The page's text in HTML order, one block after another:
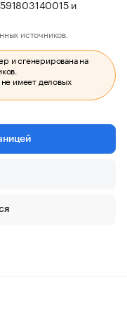
и
источников.
и сгенерирована на
имеет деловых